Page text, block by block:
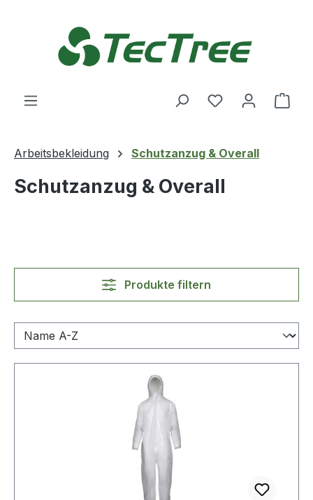
Du hast 0
Arbeitsbekleidung Schutzanzug & Overall
Schutzanzug & Overall
Produkte filtern